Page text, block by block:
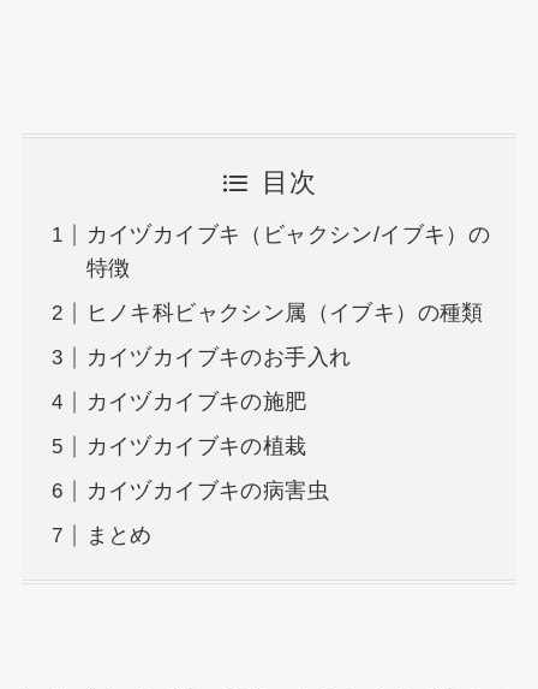
目次
カイヅカイブキ（ビャクシン/イブキ）の
特徴
ヒノキ科ビャクシン属（イブキ）の種類
カイヅカイブキのお手入れ
カイヅカイブキの施肥
カイヅカイブキの植栽
カイヅカイブキの病害虫
まとめ